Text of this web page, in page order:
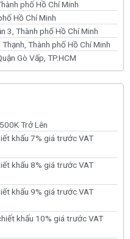
phố Hồ Chí Minh
Hồ Chí Minh
3, Thành phố Hồ Chí Minh
Thành phố Hồ Chí Minh
Gò Vấp, TP.HCM
Trở Lên
khấu 7% giá trước VAT
khấu 8% giá trước VAT
khấu 9% giá trước VAT
khấu 10% giá trước VAT